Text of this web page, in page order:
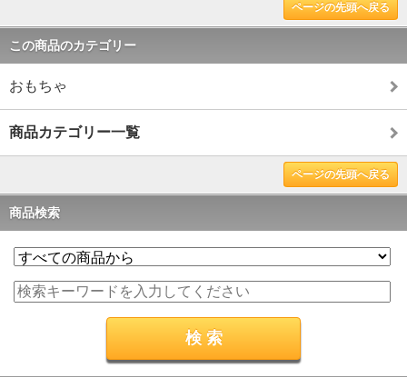
ページの先頭へ戻る
この商品のカテゴリー
おもちゃ
商品カテゴリー一覧
ページの先頭へ戻る
商品検索